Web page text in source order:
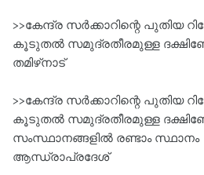
>>കേന്ദ്ര സര്‍ക്കാറിന്റെ പുതിയ
കൂടുതൽ സമുദ്രതീരമുള്ള
തമിഴ്‌നാട്
>>കേന്ദ്ര സര്‍ക്കാറിന്റെ പുതിയ
കൂടുതൽ സമുദ്രതീരമുള്ള
സംസ്ഥാനങ്ങളിൽ രണ്ടാം സ്ഥാനം
ആന്ധ്രാപ്രദേശ്‌